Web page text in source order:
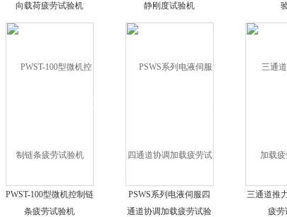
向载荷疲劳试验机
静刚度试验机
PWST-100型微机控制链
条疲劳试验机
PSWS系列电液伺服四
通道协调加载疲劳试验
三通道推
疲劳